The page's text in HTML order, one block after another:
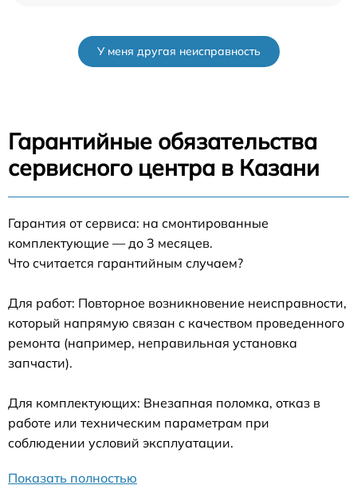
У меня другая неисправность
Гарантийные обязательства
сервисного центра в Казани
Гарантия от сервиса: на смонтированные
комплектующие — до 3 месяцев.
Что считается гарантийным случаем?
Для работ: Повторное возникновение неисправности,
который напрямую связан с качеством проведенного
ремонта (например, неправильная установка
запчасти).
Для комплектующих: Внезапная поломка, отказ в
работе или техническим параметрам при
соблюдении условий эксплуатации.
Показать полностью